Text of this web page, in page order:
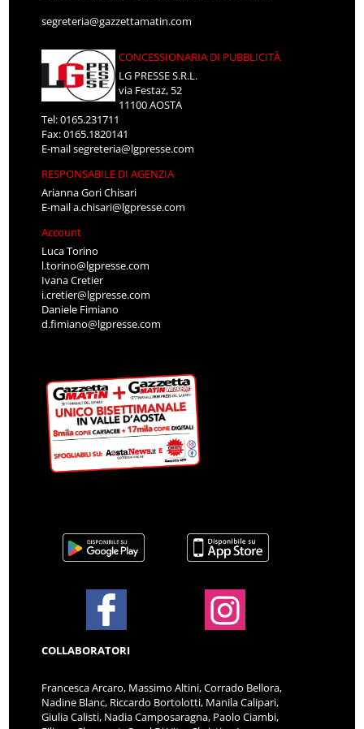
segreteria@gazzettamatin.com
CONCESSIONARIA DI PUBBLICITÀ
LG PRESSE S.R.L.
via Festaz, 52
11100 AOSTA
Tel: 0165.231711
Fax: 0165.1820141
E-mailsegreteria@lgpresse.com
RESPONSABILE DI AGENZIA
Arianna Gori Chisari
E-maila.chisari@lgpresse.com
Account
Luca Torino
l.torino@lgpresse.com
Ivana Cretier
i.cretier@lgpresse.com
Daniele Fimiano
d.fimiano@lgpresse.com
COLLABORATORI
Francesca Arcaro, Massimo Altini, Corrado Bellora,
Nadine Blanc, Riccardo Bortolotti, Manila Calipari,
Giulia Calisti, Nadia Camposaragna, Paolo Ciambi,